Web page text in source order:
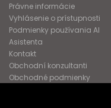
Právne informácie
Vyhlásenie o prístupnosti
Podmienky používania AI
Asistenta
Kontakt
Obchodní konzultanti
Obchodné podmienky